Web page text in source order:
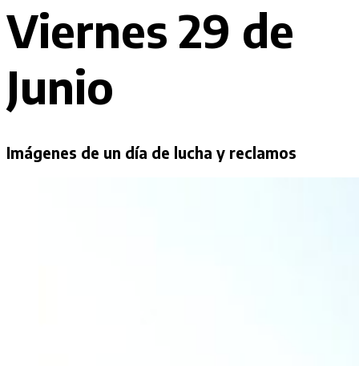
Viernes 29 de
Junio
Imágenes de un día de lucha y reclamos